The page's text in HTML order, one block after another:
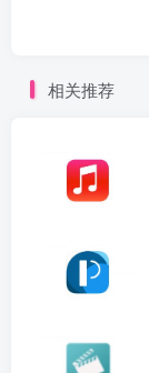
相关推荐